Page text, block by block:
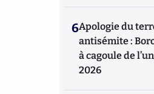
6Apologie du
antisémite :
à cagoule de
2026